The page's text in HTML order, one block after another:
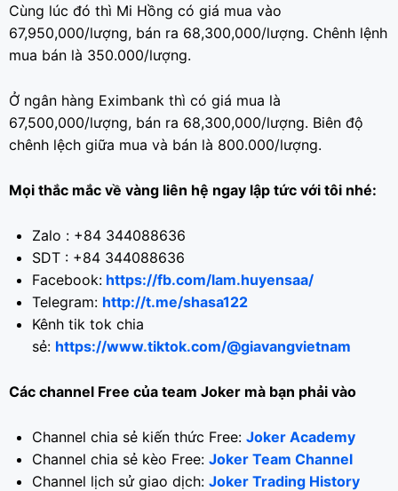
Cùng lúc đó thì Mi Hồng có giá mua vào
67,950,000/lượng, bán ra 68,300,000/lượng. Chênh lệnh
mua bán là 350.000/lượng.
Ở ngân hàng Eximbank thì có giá mua là
67,500,000/lượng, bán ra 68,300,000/lượng. Biên độ
chênh lệch giữa mua và bán là 800.000/lượng.
Mọi thắc mắc về vàng liên hệ ngay lập tức với tôi nhé:
Zalo : +84 344088636
SDT : +84 344088636
Facebook: https://fb.com/lam.huyensaa/
Telegram: http://t.me/shasa122
Kênh tik tok chia
sẻ: https://www.tiktok.com/@giavangvietnam
Các channel Free của team Joker mà bạn phải vào
Channel chia sẻ kiến thức Free: Joker Academy
Channel chia sẻ kèo Free: Joker Team Channel
Channel lịch sử giao dịch: Joker Trading History